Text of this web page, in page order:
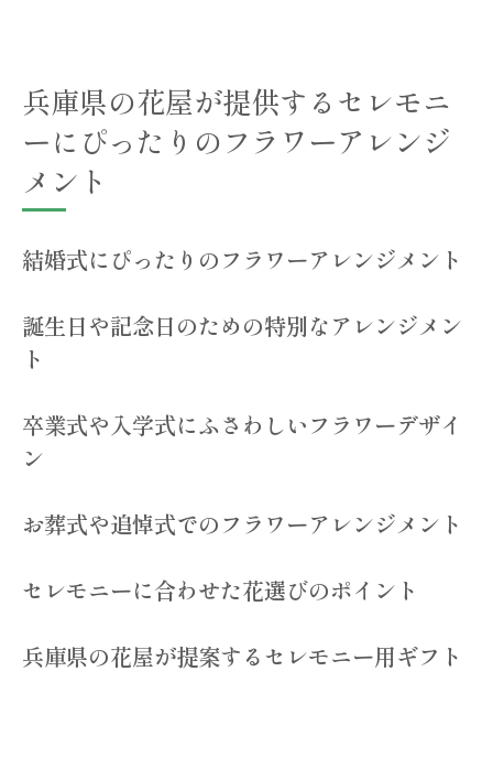
兵庫県の花屋が提供するセレモニ
ーにぴったりのフラワーアレンジ
メント
結婚式にぴったりのフラワーアレンジメント
誕生日や記念日のための特別なアレンジメン
ト
卒業式や入学式にふさわしいフラワーデザイ
ン
お葬式や追悼式でのフラワーアレンジメント
セレモニーに合わせた花選びのポイント
兵庫県の花屋が提案するセレモニー用ギフト